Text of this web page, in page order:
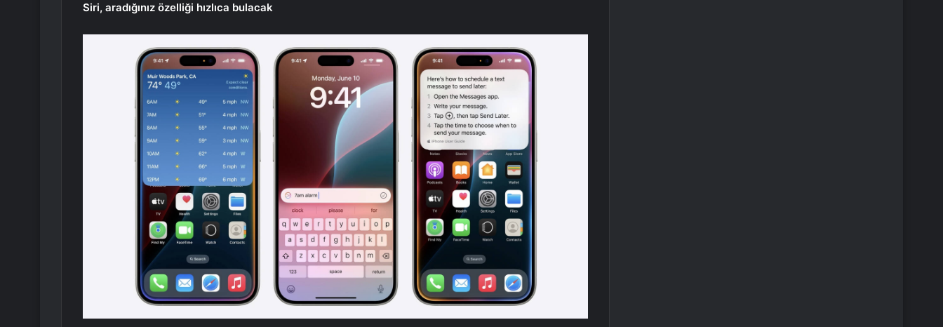
Siri, aradığınız özelliği hızlıca bulacak